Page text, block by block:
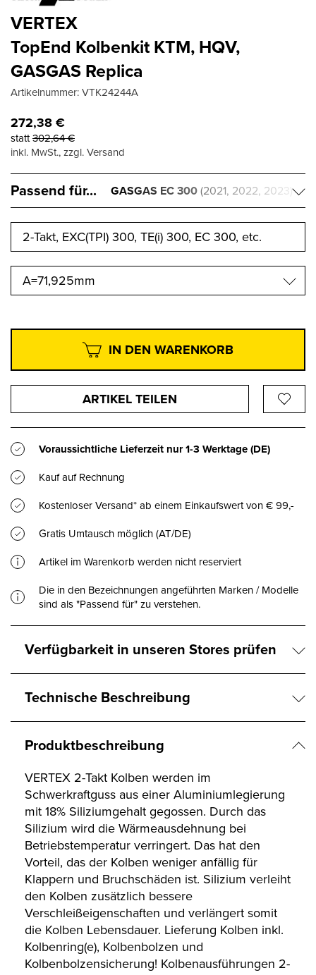
VERTEX
TopEnd Kolbenkit KTM, HQV,
GASGAS Replica
Artikelnummer:VTK24244A
272,38€
statt302,64€
inkl. MwSt., zzgl. Versand
Passend für... GASGAS EC 300(2021, 2022, 2023)
A=71,925mm
IN DEN WARENKORB
ARTIKEL TEILEN
Voraussichtliche Lieferzeit nur1-3 Werktage(DE)
Kauf auf Rechnung
Kostenloser Versand* ab einem Einkaufswert von € 99,-
Gratis Umtausch möglich (AT/DE)
Artikel im Warenkorb werden nicht reserviert
Die in den Bezeichnungen angeführten Marken / Modelle
sind als "Passend für" zu verstehen.
Verfügbarkeit in unseren Stores prüfen
Technische Beschreibung
Produktbeschreibung
VERTEX 2-Takt Kolben werden im
Schwerkraftguss aus einer Aluminiumlegierung
mit 18% Siliziumgehalt gegossen. Durch das
Silizium wird die Wärmeausdehnung bei
Betriebstemperatur verringert. Das hat den
Vorteil, das der Kolben weniger anfällig für
Klappern und Bruchschäden ist. Silizium verleiht
den Kolben zusätzlich bessere
Verschleißeigenschaften und verlängert somit
die Kolben Lebensdauer. Lieferung Kolben inkl.
Kolbenring(e), Kolbenbolzen und
Kolbenbolzensicherung! Kolbenausführungen 2-